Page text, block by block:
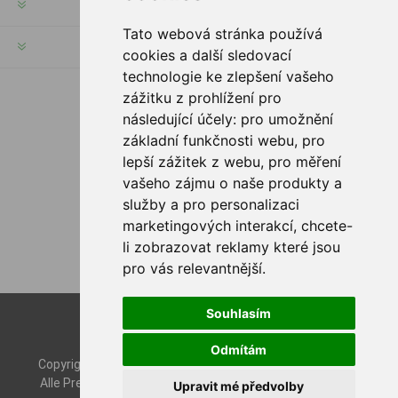
Tato webová stránka používá
cookies a další sledovací
technologie ke zlepšení vašeho
zážitku z prohlížení pro
následující účely: pro umožnění
základní funkčnosti webu, pro
lepší zážitek z webu, pro měření
vašeho zájmu o naše produkty a
služby a pro personalizaci
marketingových interakcí, chcete-
li zobrazovat reklamy které jsou
pro vás relevantnější.
Souhlasím
Odmítám
Upravit mé předvolby
KUNDENSERVICE
HILFE & SERVICE
FOLGE UNS
ZAHLUNGSMÖGLICHKEITEN
Powered bynopCommerce
Nop-Templates.com
Copyright © 2026 Rybashop CZ. Alle Rechte vorbehalten.
Alle Preise wurden inklusive Steuer angegeben. Inklusive